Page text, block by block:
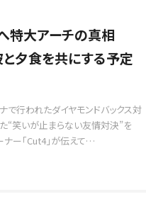
特大アーチの真相
夕食を共にする予定
で行われたダイヤモンドバックス対
“笑いが止まらない友情対決”を
ー「Cut4」が伝えて…